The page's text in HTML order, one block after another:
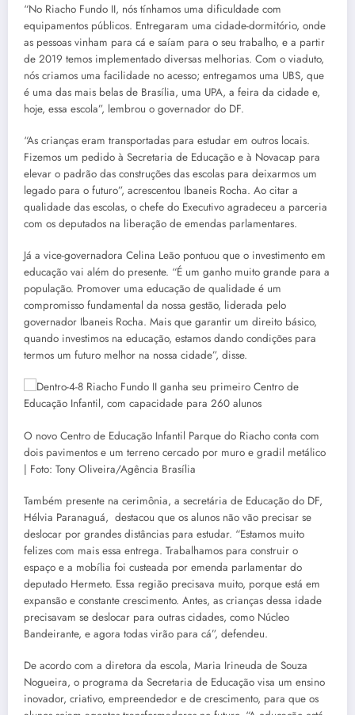
“No Riacho Fundo II, nós tínhamos uma dificuldade com
equipamentos públicos. Entregaram uma cidade-dormitório, onde
as pessoas vinham para cá e saíam para o seu trabalho, e a partir
de 2019 temos implementado diversas melhorias. Com o viaduto,
nós criamos uma facilidade no acesso; entregamos uma UBS, que
é uma das mais belas de Brasília, uma UPA, a feira da cidade e,
hoje, essa escola”, lembrou o governador do DF.
“As crianças eram transportadas para estudar em outros locais.
Fizemos um pedido à Secretaria de Educação e à Novacap para
elevar o padrão das construções das escolas para deixarmos um
legado para o futuro”, acrescentou Ibaneis Rocha. Ao citar a
qualidade das escolas, o chefe do Executivo agradeceu a parceria
com os deputados na liberação de emendas parlamentares.
Já a vice-governadora Celina Leão pontuou que o investimento em
educação vai além do presente. “É um ganho muito grande para a
população. Promover uma educação de qualidade é um
compromisso fundamental da nossa gestão, liderada pelo
governador Ibaneis Rocha. Mais que garantir um direito básico,
quando investimos na educação, estamos dando condições para
termos um futuro melhor na nossa cidade”, disse.
O novo Centro de Educação Infantil Parque do Riacho conta com
dois pavimentos e um terreno cercado por muro e gradil metálico
| Foto: Tony Oliveira/Agência Brasília
Também presente na cerimônia, a secretária de Educação do DF,
Hélvia Paranaguá, destacou que os alunos não vão precisar se
deslocar por grandes distâncias para estudar. “Estamos muito
felizes com mais essa entrega. Trabalhamos para construir o
espaço e a mobília foi custeada por emenda parlamentar do
deputado Hermeto. Essa região precisava muito, porque está em
expansão e constante crescimento. Antes, as crianças dessa idade
precisavam se deslocar para outras cidades, como Núcleo
Bandeirante, e agora todas virão para cá”, defendeu.
De acordo com a diretora da escola, Maria Irineuda de Souza
Nogueira, o programa da Secretaria de Educação visa um ensino
inovador, criativo, empreendedor e de crescimento, para que os